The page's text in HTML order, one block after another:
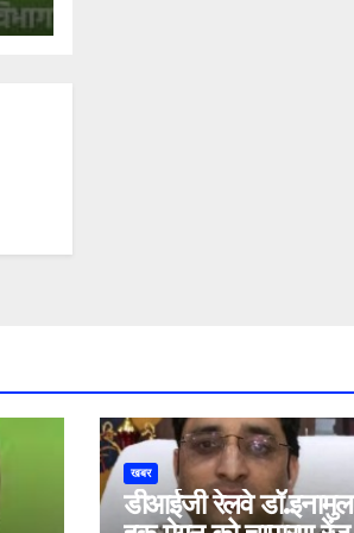
खबर
डीआईजी रेलवे डॉ.इनामुल